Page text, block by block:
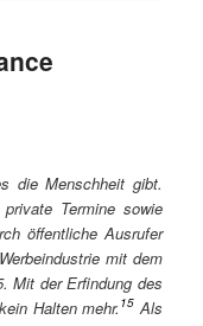
die Menschheit gibt.
Termine sowie
öffentliche Ausrufer
mit dem
Mit der Erfindung des
Halten mehr. 15 Als